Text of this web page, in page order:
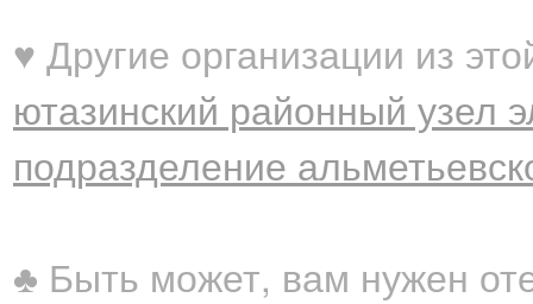
♥ Другие организации из
ютазинский районный узел
подразделение
♣ Быть может, вам нужен